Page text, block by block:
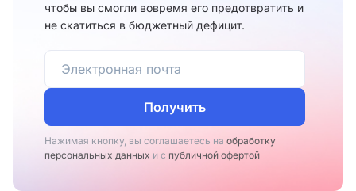
чтобы вы смогли вовремя его предотвратить и
не скатиться в бюджетный дефицит.
Получить
Нажимая кнопку, вы соглашаетесь на обработку
персональных данных и с публичной офертой